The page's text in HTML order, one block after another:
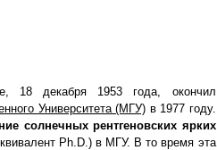
18 декабря 1953 года, окончил
Университета (МГУ) в 1977 году.
солнечных рентгеновских ярких
Ph.D.) в МГУ. В то время эта